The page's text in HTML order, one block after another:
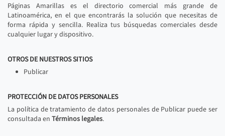
Páginas Amarillas es el directorio comercial más grande de
Latinoamérica, en el que encontrarás la solución que necesitas de
forma rápida y sencilla. Realiza tus búsquedas comerciales desde
cualquier lugar y dispositivo.
OTROS DE NUESTROS SITIOS
Publicar
PROTECCIÓN DE DATOS PERSONALES
La política de tratamiento de datos personales de Publicar puede ser
consultada en Términos legales.